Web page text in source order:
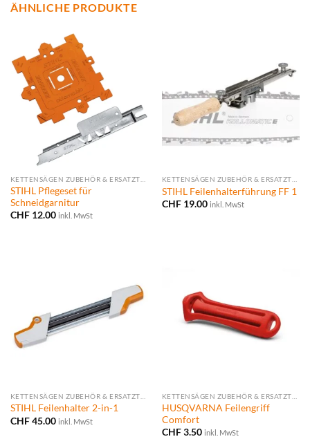
ÄHNLICHE PRODUKTE
STIHL Pflegeset für
Schneidgarnitur
CHF12.00 inkl. MwSt
STIHL Feilenhalterführung FF 1
CHF19.00 inkl. MwSt
STIHL Feilenhalter 2-in-1
CHF45.00 inkl. MwSt
HUSQVARNA Feilengriff
Comfort
CHF3.50 inkl. MwSt